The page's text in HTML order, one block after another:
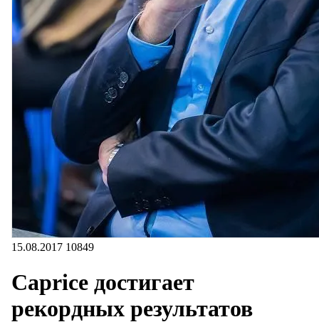
15.08.2017 10849
Caprice достигает
рекордных результатов